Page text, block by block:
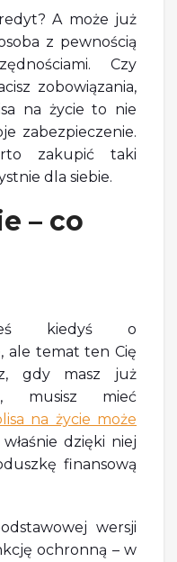
A może już
z pewnością
Czy
zobowiązania,
na życie to nie
zabezpieczenie.
zakupić taki
dla siebie.
– co
kiedyś o
ale temat ten Cię
gdy masz już
musisz mieć
na życie może
właśnie dzięki niej
finansową
wersji
ochronną – w